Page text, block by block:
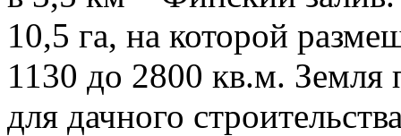
10,5 га, на которой
1130 до 2800 кв.м. Земля
для дачного